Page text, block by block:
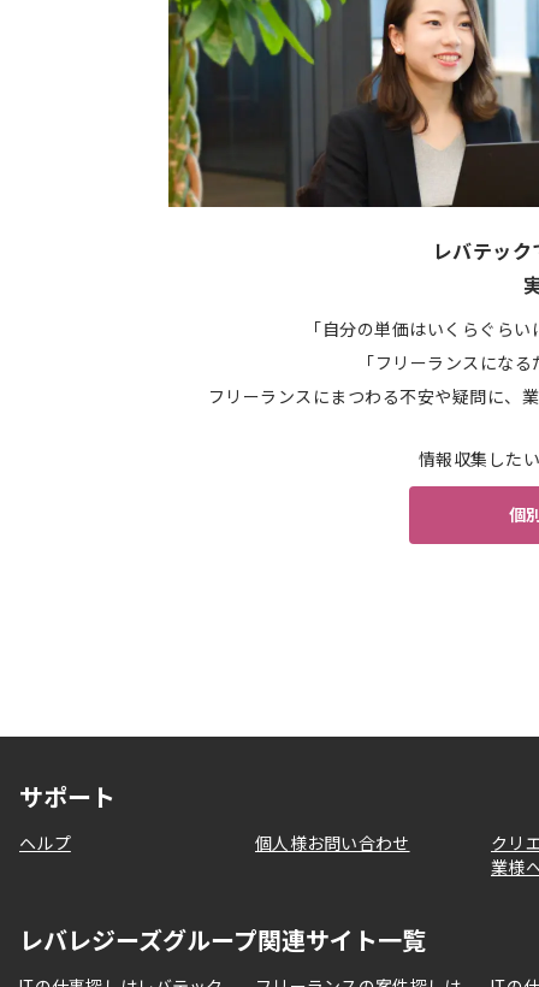
レバテッ
「自分の単価はいくらぐら
「フリーランスにな
フリーランスにまつわる不安や疑問に、
情報収集した
個
サポート
ヘルプ 個人様お問い合わせ
クリ
業様
レバレジーズグループ関連サイト一覧